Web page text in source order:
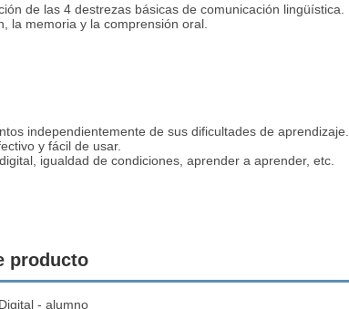
de las 4 destrezas básicas de comunicación lingüística.
la memoria y la comprensión oral.
independientemente de sus dificultades de aprendizaje.
y fácil de usar.
igualdad de condiciones, aprender a aprender, etc.
producto
Digital - alumno